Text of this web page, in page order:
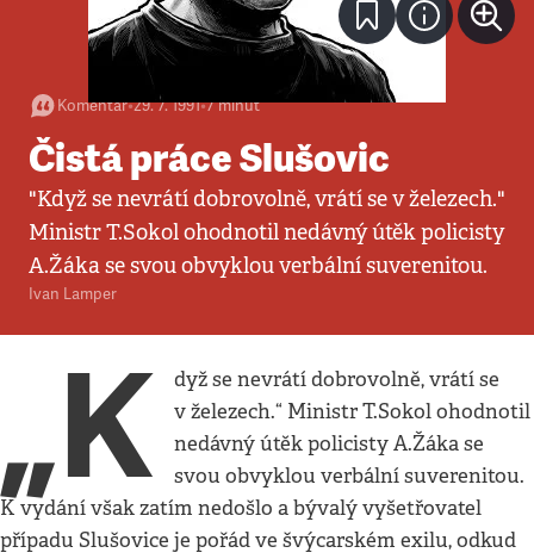
Komentář•29. 7. 1991•7minut
Čistá práce Slušovic
"Když se nevrátí dobrovolně, vrátí se v železech."
Ministr T.Sokol ohodnotil nedávný útěk policisty
A.Žáka se svou obvyklou verbální suverenitou.
Ivan Lamper
„K
dyž se nevrátí dobrovolně, vrátí se
v železech.“ Ministr T.Sokol ohodnotil
nedávný útěk policisty A.Žáka se
svou obvyklou verbální suverenitou.
K vydání však zatím nedošlo a bývalý vyšetřovatel
případu Slušovice je pořád ve švýcarském exilu, odkud